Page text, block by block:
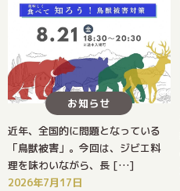
お知らせ
近年、全国的に問題となっている
「鳥獣被害」。今回は、ジビエ料
理を味わいながら、長 […]
2026年7月17日